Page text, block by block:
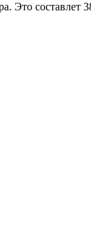
Это составлет